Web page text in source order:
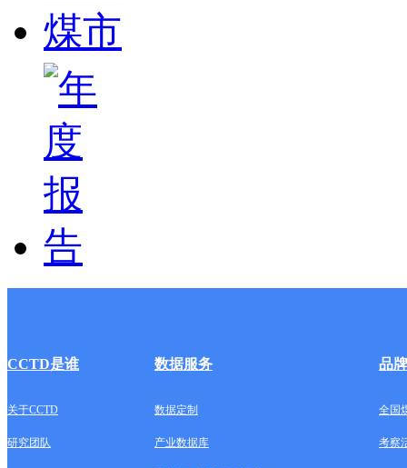
CCTD是谁 数据服务 品
关于CCTD 数据定制 全国
研究团队 产业数据库 考察